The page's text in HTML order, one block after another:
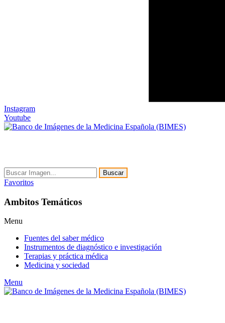
Instagram
Youtube
Buscar
Favoritos
Ambitos Temáticos
Menu
Fuentes del saber médico
Instrumentos de diagnóstico e investigación
Terapias y práctica médica
Medicina y sociedad
Menu